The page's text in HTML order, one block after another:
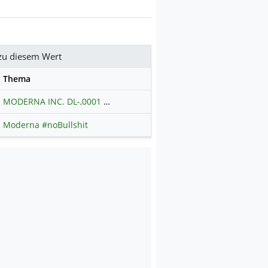
diesem Wert
Thema
MODERNA INC. DL-,0001 Hauptdiskussion
Moderna #noBullshit